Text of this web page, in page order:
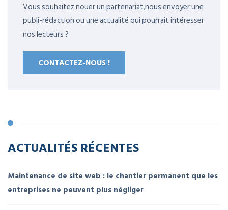
Vous souhaitez nouer un partenariat,nous envoyer une
publi-rédaction ou une actualité qui pourrait intéresser
nos lecteurs ?
CONTACTEZ-NOUS !
ACTUALITÉS RÉCENTES
Maintenance de site web : le chantier permanent que les
entreprises ne peuvent plus négliger